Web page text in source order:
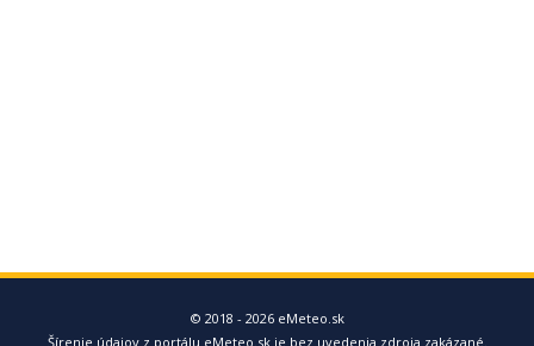
© 2018 - 2026 eMeteo.sk
Šírenie údajov z portálu eMeteo.sk je bez uvedenia zdroja zakázané.